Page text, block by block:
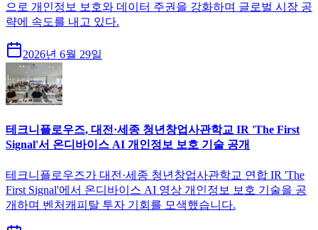
으로 개인정보 보호와 데이터 주권을 강화하며 글로벌 시장 공
략에 속도를 내고 있다.
2026년 6월 29일
테크니플로우즈, 대전·세종 청년창업사관학교 IR 'The First
Signal'서 온디바이스 AI 개인정보 보호 기술 공개
테크니플로우즈가 대전·세종 청년창업사관학교 연합 IR 'The
First Signal'에서 온디바이스 AI 영상 개인정보 보호 기술을 공
개하며 벤처캐피탈 투자 기회를 모색했습니다.